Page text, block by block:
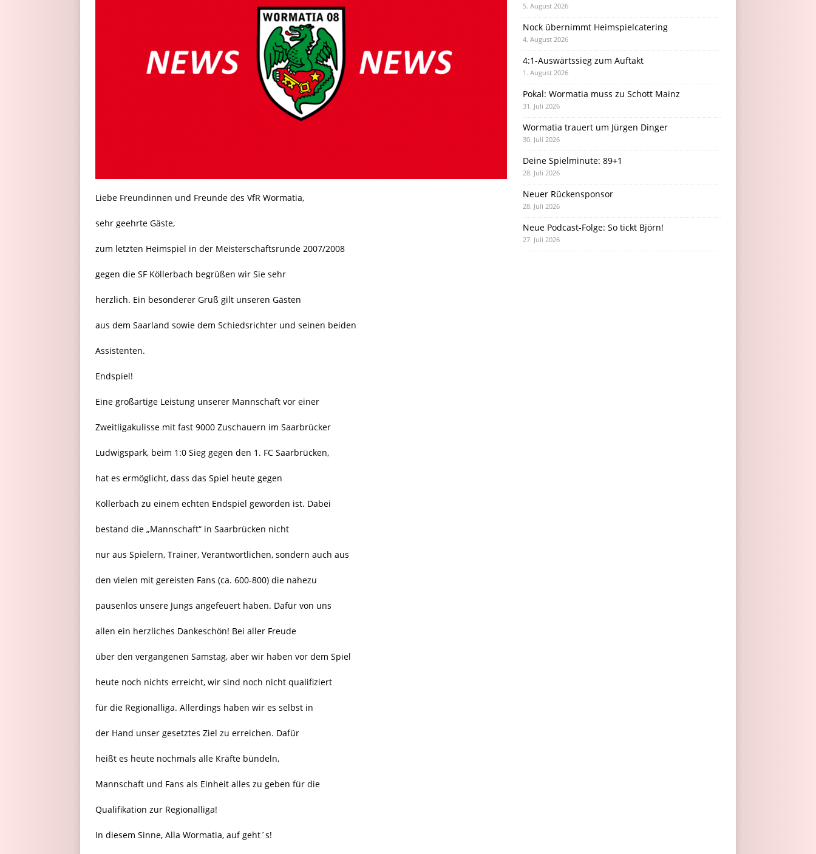
Liebe Freundinnen und Freunde des VfR Wormatia,
sehr geehrte Gäste,
zum letzten Heimspiel in der Meisterschaftsrunde 2007/2008
gegen die SF Köllerbach begrüßen wir Sie sehr
herzlich. Ein besonderer Gruß gilt unseren Gästen
aus dem Saarland sowie dem Schiedsrichter und seinen beiden
Assistenten.
Endspiel!
Eine großartige Leistung unserer Mannschaft vor einer
Zweitligakulisse mit fast 9000 Zuschauern im Saarbrücker
Ludwigspark, beim 1:0 Sieg gegen den 1. FC Saarbrücken,
hat es ermöglicht, dass das Spiel heute gegen
Köllerbach zu einem echten Endspiel geworden ist. Dabei
bestand die „Mannschaft“ in Saarbrücken nicht
nur aus Spielern, Trainer, Verantwortlichen, sondern auch aus
den vielen mit gereisten Fans (ca. 600-800) die nahezu
pausenlos unsere Jungs angefeuert haben. Dafür von uns
allen ein herzliches Dankeschön! Bei aller Freude
über den vergangenen Samstag, aber wir haben vor dem Spiel
heute noch nichts erreicht, wir sind noch nicht qualifiziert
für die Regionalliga. Allerdings haben wir es selbst in
der Hand unser gesetztes Ziel zu erreichen. Dafür
heißt es heute nochmals alle Kräfte bündeln,
Mannschaft und Fans als Einheit alles zu geben für die
Qualifikation zur Regionalliga!
In diesem Sinne, Alla Wormatia, auf geht´s!
5. August 2026
Nock übernimmt Heimspielcatering
4. August 2026
4:1-Auswärtssieg zum Auftakt
1. August 2026
Pokal: Wormatia muss zu Schott Mainz
31. Juli 2026
Wormatia trauert um Jürgen Dinger
30. Juli 2026
Deine Spielminute: 89+1
28. Juli 2026
Neuer Rückensponsor
28. Juli 2026
Neue Podcast-Folge: So tickt Björn!
27. Juli 2026